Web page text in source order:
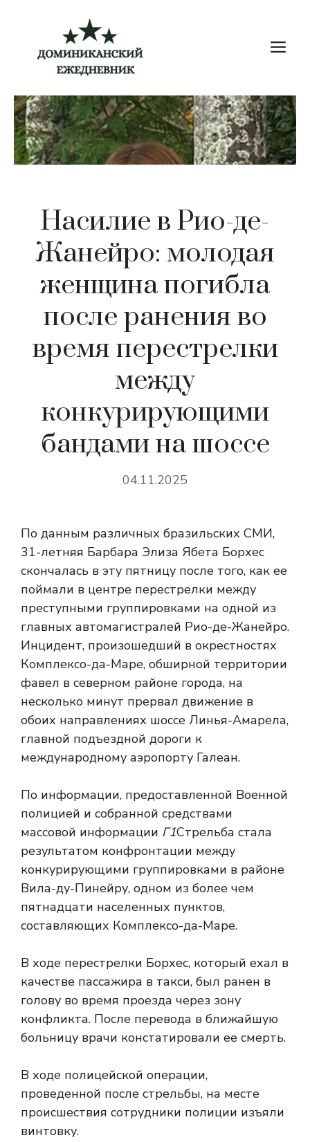
содержимому
Насилие в Рио-де-
Жанейро: молодая
женщина погибла
после ранения во
время перестрелки
между
конкурирующими
бандами на шоссе
04.11.2025
По данным различных бразильских СМИ,
31-летняя Барбара Элиза Ябета Борхес
скончалась в эту пятницу после того, как ее
поймали в центре перестрелки между
преступными группировками на одной из
главных автомагистралей Рио-де-Жанейро.
Инцидент, произошедший в окрестностях
Комплексо-да-Маре, обширной территории
фавел в северном районе города, на
несколько минут прервал движение в
обоих направлениях шоссе Линья-Амарела,
главной подъездной дороги к
международному аэропорту Галеан.
По информации, предоставленной Военной
полицией и собранной средствами
массовой информации Г1Стрельба стала
результатом конфронтации между
конкурирующими группировками в районе
Вила-ду-Пинейру, одном из более чем
пятнадцати населенных пунктов,
составляющих Комплексо-да-Маре.
В ходе перестрелки Борхес, который ехал в
качестве пассажира в такси, был ранен в
голову во время проезда через зону
конфликта. После перевода в ближайшую
больницу врачи констатировали ее смерть.
В ходе полицейской операции,
проведенной после стрельбы, на месте
происшествия сотрудники полиции изъяли
винтовку.